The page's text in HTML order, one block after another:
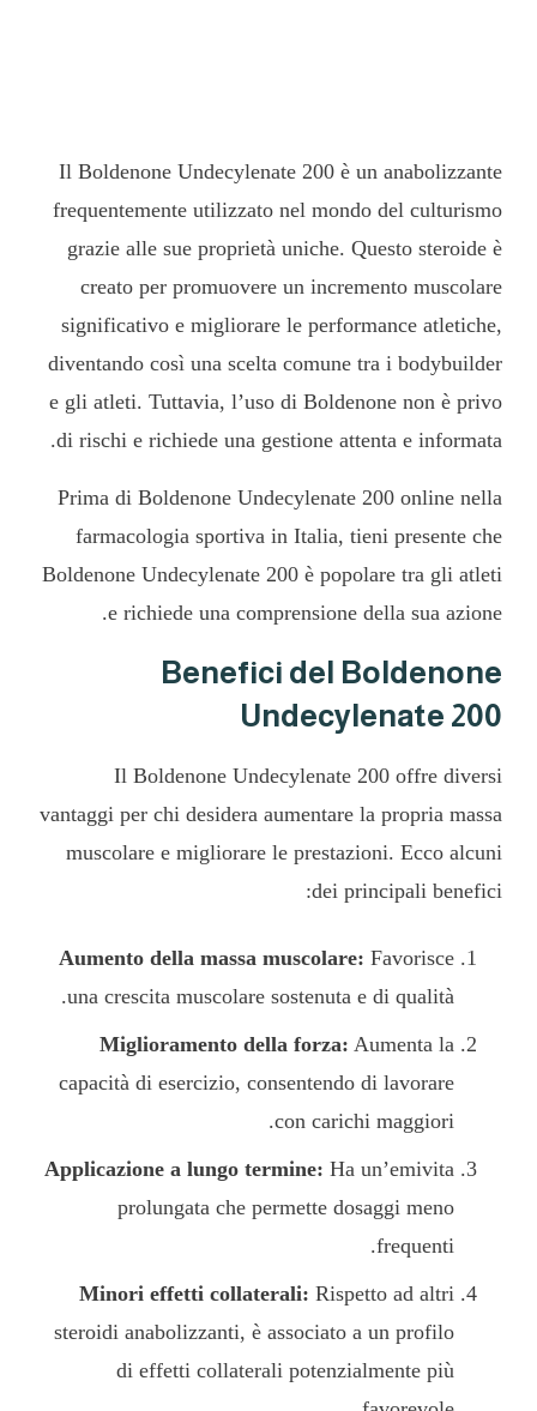
Il Boldenone Undecylenate 200 è un anabolizzante
frequentemente utilizzato nel mondo del culturismo
grazie alle sue proprietà uniche. Questo steroide è
creato per promuovere un incremento muscolare
significativo e migliorare le performance atletiche,
diventando così una scelta comune tra i bodybuilder
e gli atleti. Tuttavia, l’uso di Boldenone non è privo
di rischi e richiede una gestione attenta e informata.
Prima di Boldenone Undecylenate 200 online nella
farmacologia sportiva in Italia, tieni presente che
Boldenone Undecylenate 200 è popolare tra gli atleti
e richiede una comprensione della sua azione.
Benefici del Boldenone
Undecylenate 200
Il Boldenone Undecylenate 200 offre diversi
vantaggi per chi desidera aumentare la propria massa
muscolare e migliorare le prestazioni. Ecco alcuni
dei principali benefici:
Aumento della massa muscolare: Favorisce
una crescita muscolare sostenuta e di qualità.
Miglioramento della forza: Aumenta la
capacità di esercizio, consentendo di lavorare
con carichi maggiori.
Applicazione a lungo termine: Ha un’emivita
prolungata che permette dosaggi meno
frequenti.
Minori effetti collaterali: Rispetto ad altri
steroidi anabolizzanti, è associato a un profilo
di effetti collaterali potenzialmente più